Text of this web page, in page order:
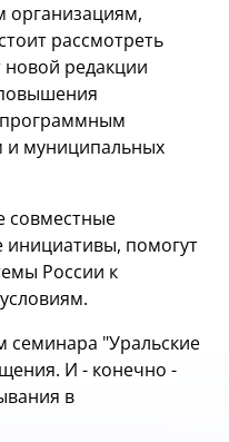
рассмотреть
редакции
программным
и муниципальных
совместные
инициативы, помогут
России к
семинара "Уральские
И - конечно -
в